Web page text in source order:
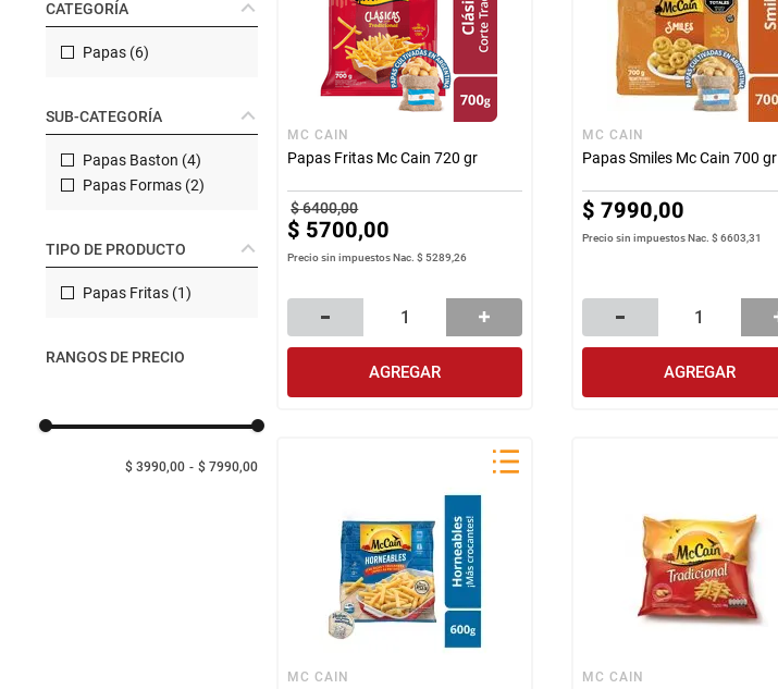
rotiseria
congelados
CATEGORÍA
Papas (6)
SUB-CATEGORÍA
Papas Baston (4)
Papas Formas (2)
TIPO DE PRODUCTO
Papas Fritas (1)
RANGOS DE PRECIO
$ 3990,00 $ 7990,00
MC CAIN
Papas Fritas Mc Cain 720 gr
$6400,00
$ 5700,00
Precio sin impuestos Nac.$ 5289,26
AGREGAR
MC CAIN
Papas Smiles Mc Cain 700 gr
$ 7990,00
Precio sin impuestos Nac. $ 6603,31
AGREGAR
MC CAIN MC CAIN
Manteca
Arroz